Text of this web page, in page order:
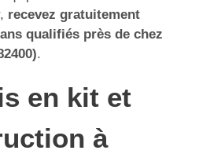
recevez gratuitement
qualifiés près de chez
.
en kit et
à